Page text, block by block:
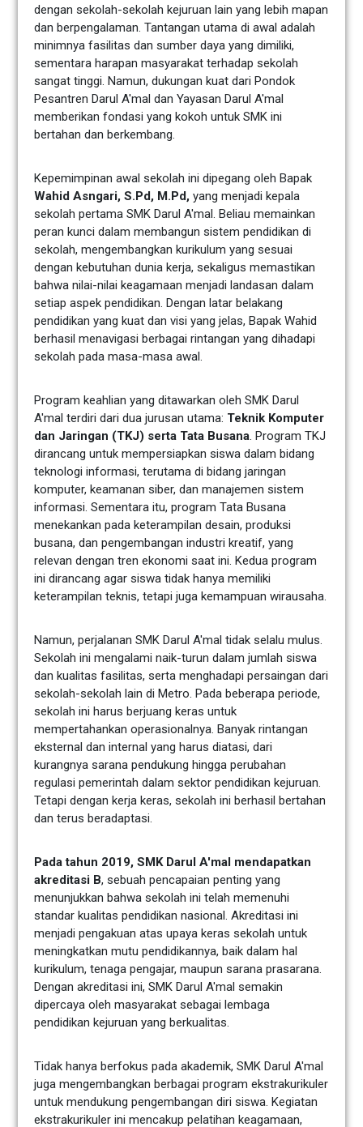
dengan sekolah-sekolah kejuruan lain yang lebih mapan
dan berpengalaman. Tantangan utama di awal adalah
minimnya fasilitas dan sumber daya yang dimiliki,
sementara harapan masyarakat terhadap sekolah
sangat tinggi. Namun, dukungan kuat dari Pondok
Pesantren Darul A'mal dan Yayasan Darul A'mal
memberikan fondasi yang kokoh untuk SMK ini
bertahan dan berkembang.
Kepemimpinan awal sekolah ini dipegang oleh Bapak
Wahid Asngari, S.Pd, M.Pd, yang menjadi kepala
sekolah pertama SMK Darul A'mal. Beliau memainkan
peran kunci dalam membangun sistem pendidikan di
sekolah, mengembangkan kurikulum yang sesuai
dengan kebutuhan dunia kerja, sekaligus memastikan
bahwa nilai-nilai keagamaan menjadi landasan dalam
setiap aspek pendidikan. Dengan latar belakang
pendidikan yang kuat dan visi yang jelas, Bapak Wahid
berhasil menavigasi berbagai rintangan yang dihadapi
sekolah pada masa-masa awal.
Program keahlian yang ditawarkan oleh SMK Darul
A'mal terdiri dari dua jurusan utama: Teknik Komputer
dan Jaringan (TKJ) serta Tata Busana. Program TKJ
dirancang untuk mempersiapkan siswa dalam bidang
teknologi informasi, terutama di bidang jaringan
komputer, keamanan siber, dan manajemen sistem
informasi. Sementara itu, program Tata Busana
menekankan pada keterampilan desain, produksi
busana, dan pengembangan industri kreatif, yang
relevan dengan tren ekonomi saat ini. Kedua program
ini dirancang agar siswa tidak hanya memiliki
keterampilan teknis, tetapi juga kemampuan wirausaha.
Namun, perjalanan SMK Darul A'mal tidak selalu mulus.
Sekolah ini mengalami naik-turun dalam jumlah siswa
dan kualitas fasilitas, serta menghadapi persaingan dari
sekolah-sekolah lain di Metro. Pada beberapa periode,
sekolah ini harus berjuang keras untuk
mempertahankan operasionalnya. Banyak rintangan
eksternal dan internal yang harus diatasi, dari
kurangnya sarana pendukung hingga perubahan
regulasi pemerintah dalam sektor pendidikan kejuruan.
Tetapi dengan kerja keras, sekolah ini berhasil bertahan
dan terus beradaptasi.
Pada tahun 2019, SMK Darul A'mal mendapatkan
akreditasi B, sebuah pencapaian penting yang
menunjukkan bahwa sekolah ini telah memenuhi
standar kualitas pendidikan nasional. Akreditasi ini
menjadi pengakuan atas upaya keras sekolah untuk
meningkatkan mutu pendidikannya, baik dalam hal
kurikulum, tenaga pengajar, maupun sarana prasarana.
Dengan akreditasi ini, SMK Darul A'mal semakin
dipercaya oleh masyarakat sebagai lembaga
pendidikan kejuruan yang berkualitas.
Tidak hanya berfokus pada akademik, SMK Darul A'mal
juga mengembangkan berbagai program ekstrakurikuler
untuk mendukung pengembangan diri siswa. Kegiatan
ekstrakurikuler ini mencakup pelatihan keagamaan,